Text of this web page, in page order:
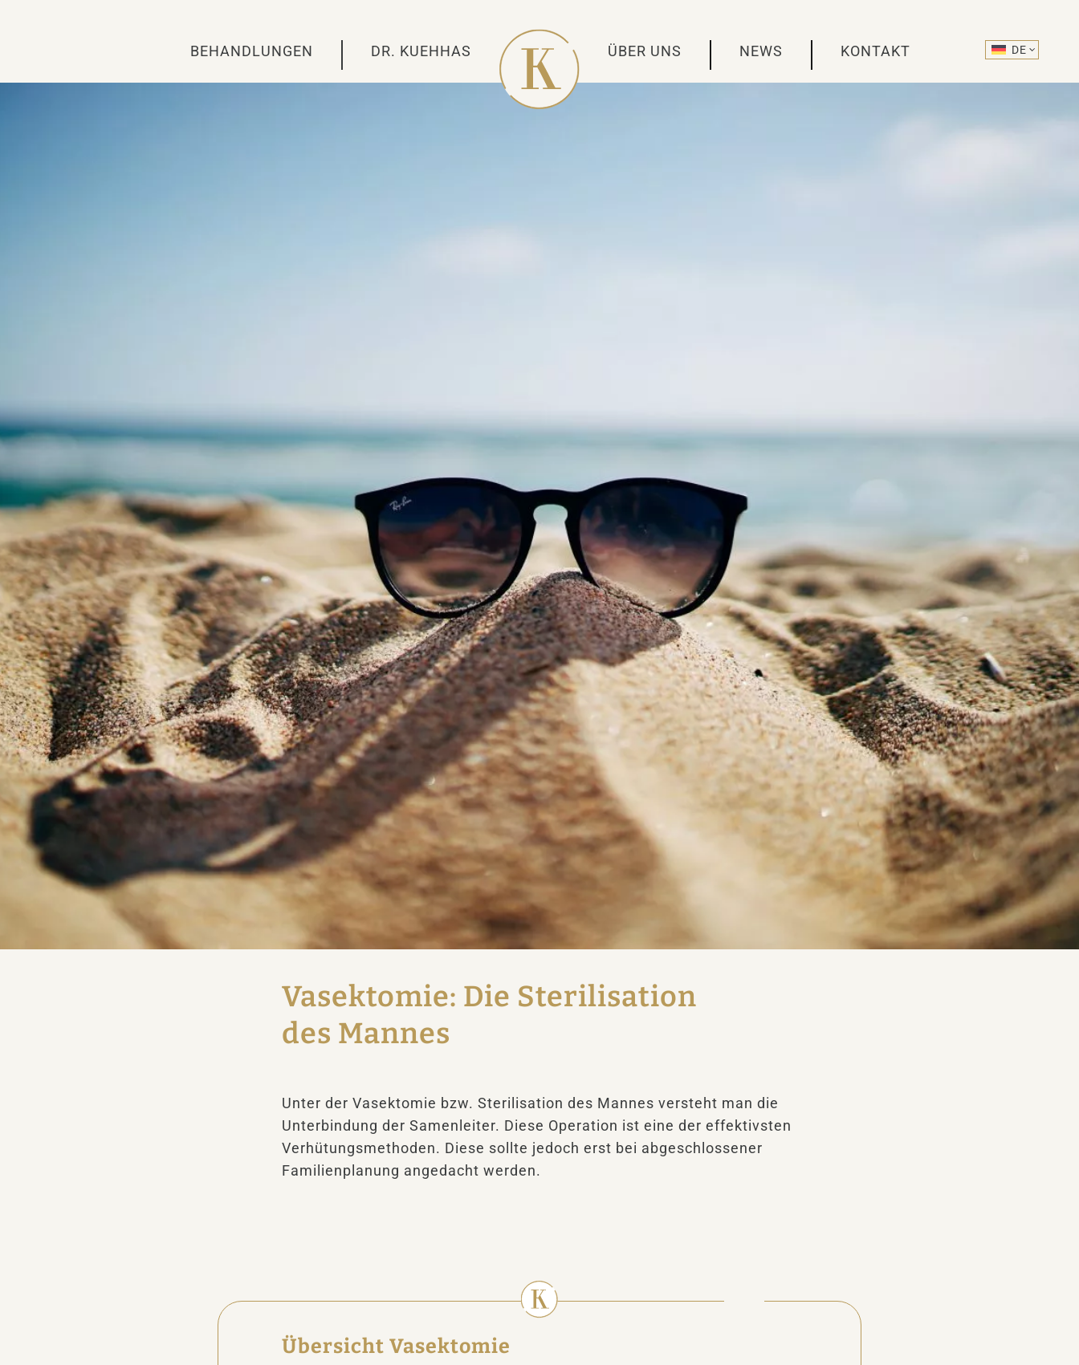
BEHANDLUNGEN DR. KUEHHAS ÜBER UNS NEWS KONTAKT DE
Vasektomie: Die Sterilisation
des Mannes
Unter der Vasektomie bzw. Sterilisation des Mannes versteht man die
Unterbindung der Samenleiter. Diese Operation ist eine der effektivsten
Verhütungsmethoden. Diese sollte jedoch erst bei abgeschlossener
Familienplanung angedacht werden.
Übersicht Vasektomie